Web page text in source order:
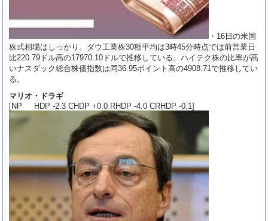
・16日の米国
株式相場はしっかり。ダウ工業株30種平均は3時45分時点では前営業日
比220.79ドル高の17970.10ドルで推移している。ハイテク株の比率が高
いナスダック総合株価指数は同36.95ポイント高の4908.71で推移してい
る。
マリオ・ドラギ
[NP HDP -2.3 CHDP +0.0 RHDP -4.0 CRHDP -0.1]